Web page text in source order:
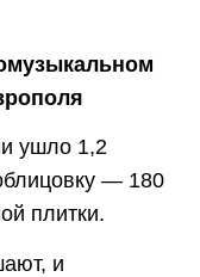
ушло 1,2
— 180
плитки.
и